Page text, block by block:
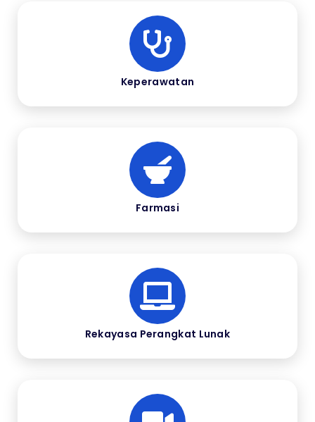
Keperawatan
Farmasi
Rekayasa Perangkat Lunak